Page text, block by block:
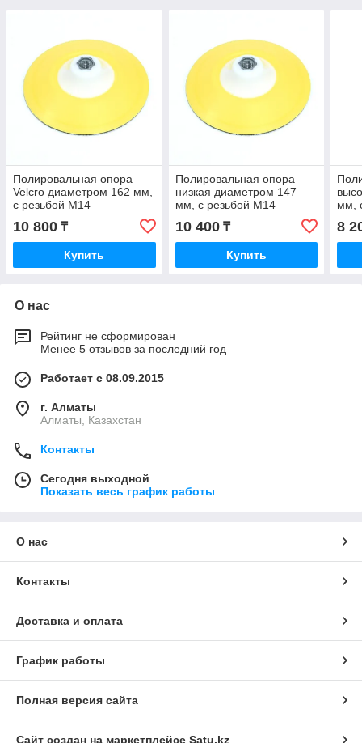
Полировальная опора
Velcro диаметром 162 мм,
с резьбой M14
10 800 ₸
Купить
Полировальная опора
низкая диаметром 147
мм, с резьбой M14
10 400₸
Купить
мм,
8
О нас
Рейтинг не сформирован
Менее 5 отзывов за последний год
Работает с 08.09.2015
г. Алматы
Алматы, Казахстан
Контакты
Сегодня выходной
Показать весь график работы
О нас
Контакты
Доставка и оплата
График работы
Полная версия сайта
Сайт создан на маркетплейсе Satu.kz